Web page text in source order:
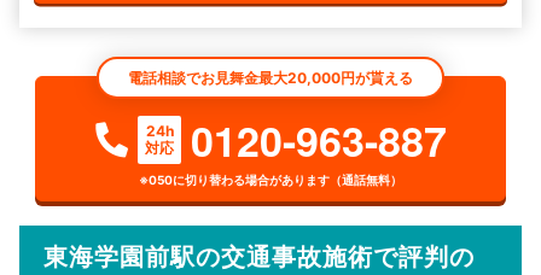
電話相談でお見舞金最大20,000円が貰える
24h
対応
0120-963-887
※050に切り替わる場合があります（通話無料）
東海学園前駅の交通事故施術で評判の